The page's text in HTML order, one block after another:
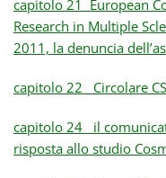
capitolo 21 European
Research in Multiple
2011, la denuncia
capitolo 22 Circolare
capitolo 24 il
risposta allo studio